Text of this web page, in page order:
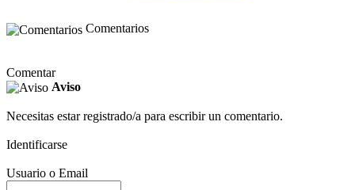
Comentarios
Comentar
Aviso
Necesitas estar registrado/a para escribir un comentario.
Identificarse
Usuario o Email